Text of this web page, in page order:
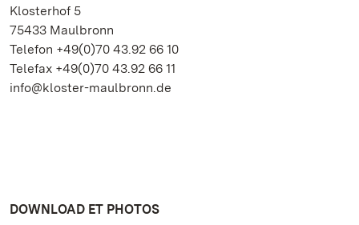
Klosterhof 5
75433 Maulbronn
Telefon +49(0)70 43.92 66 10
Telefax +49(0)70 43.92 66 11
info@kloster-maulbronn.de
DOWNLOAD ET PHOTOS